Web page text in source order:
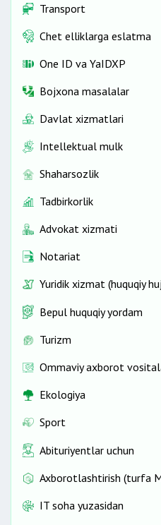
Transport
Chet elliklarga eslatma
One ID vа YaIDXP
Bojxona masalalar
Davlat xizmatlari
Intellektual mulk
Shaharsozlik
Tadbirkorlik
Advokat xizmati
Notariat
Yuridik xizmat (huquqiy
Bepul huquqiy yordam
Turizm
Ommaviy axborot
Ekologiya
Sport
Abituriyentlar uchun
Axborotlashtirish (turfa
IT soha yuzasidan